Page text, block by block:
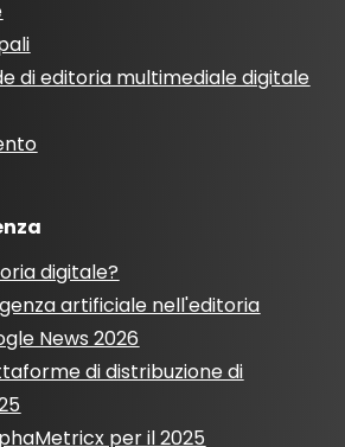
di editoria multimediale digitale
digitale?
artificiale nell'editoria
News 2026
di distribuzione di
per il 2025